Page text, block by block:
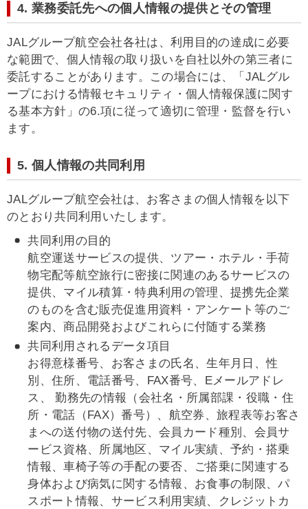
4. 業務委託先への個人情報の提供とその管理
JALグループ航空会社各社は、利用目的の達成に必要
な範囲で、個人情報の取り扱いを自社以外の第三者に
委託することがあります。この場合には、「JALグル
ープにおける情報セキュリティ・個人情報保護に関す
る基本方針」の6.項に従って適切に管理・監督を行い
ます。
5. 個人情報の共同利用
JALグループ航空会社は、お客さまの個人情報を以下
のとおり共同利用いたします。
共同利用の目的
航空運送サービスの提供、ツアー・ホテル・手荷
物宅配等航空旅行に密接に関連のあるサービスの
提供、マイル積算・特典利用の管理、提携先企業
のものを含む販売促進用資料・アンケート等のご
案内、商品開発およびこれらに付随する業務
共同利用されるデータ項目
お得意様番号、お客さまの氏名、生年月日、性
別、住所、電話番号、FAX番号、Eメールアドレ
ス、 勤務先の情報（会社名・所属部課・役職・住
所・電話（FAX）番号）、航空券、旅程表等お客さ
まへの送付物の送付先、会員カード種別、会員サ
ービス資格、所属地区、マイル実績、予約・搭乗
情報、車椅子等の手配の要否、ご搭乗に関連する
身体および病気に関する情報、お食事の制限、パ
スポート情報、サービス利用実績、クレジットカ